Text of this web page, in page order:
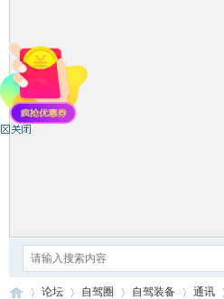
论坛 自驾圈 自驾装备 通讯